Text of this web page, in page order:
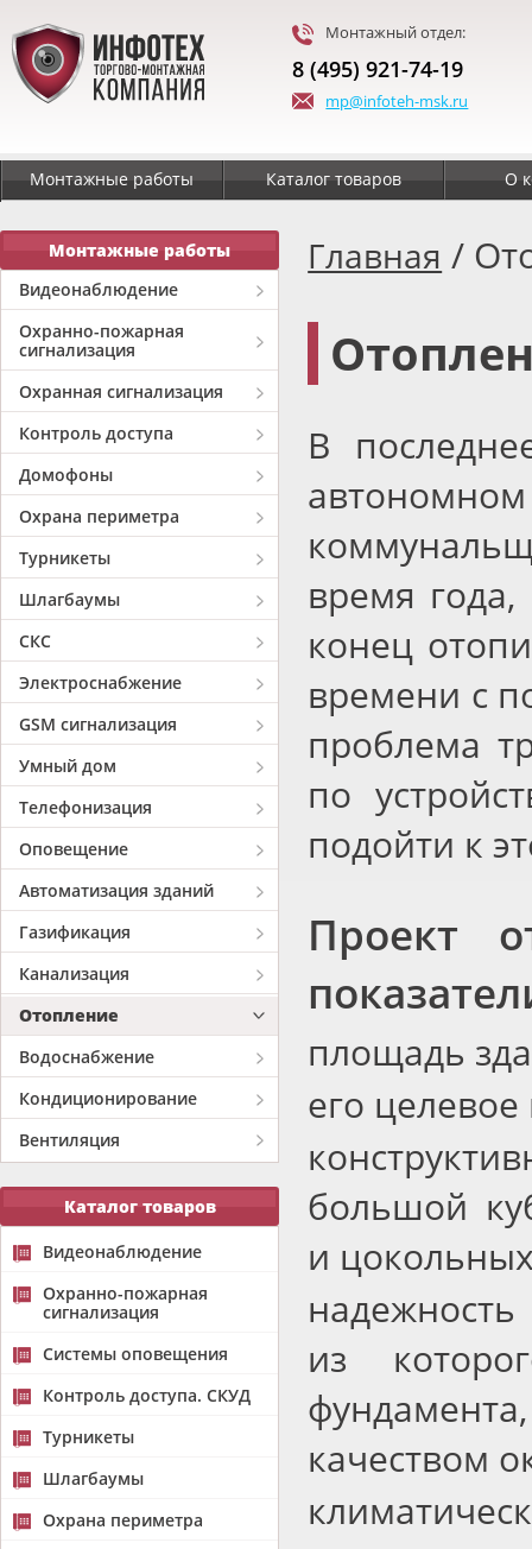
Монтажный отдел:
8 (495) 921-74-19
mp@infoteh-msk.ru
Монтажные работы Каталог товаров О
Монтажные работы
Видеонаблюдение
Охранно-пожарная
сигнализация
Охранная сигнализация
Контроль доступа
Домофоны
Охрана периметра
Турникеты
Шлагбаумы
СКС
Электроснабжение
GSM сигнализация
Умный дом
Телефонизация
Оповещение
Автоматизация зданий
Газификация
Канализация
Отопление
Водоснабжение
Кондиционирование
Вентиляция
Каталог товаров
Видеонаблюдение
Охранно-пожарная
сигнализация
Системы оповещения
Контроль доступа. СКУД
Турникеты
Шлагбаумы
Охрана периметра
Главная /
В
время
конец
времени с
проблема
по
подойти к
Проект
площадь
его
большой
и
из
качеством